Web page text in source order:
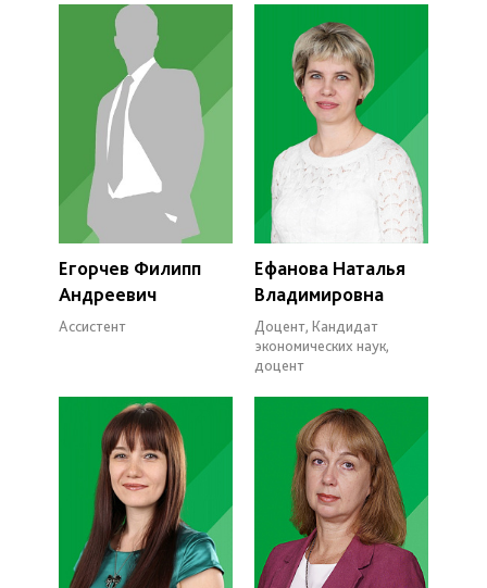
Егорчев Филипп
Андреевич
Ассистент
Ефанова Наталья
Владимировна
Доцент, Кандидат
экономических наук,
доцент